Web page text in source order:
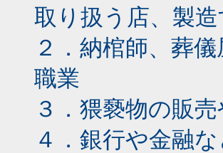
取り扱う店、製
２．納棺師、葬
職業
３．猥褻物の販
４．銀行や金融